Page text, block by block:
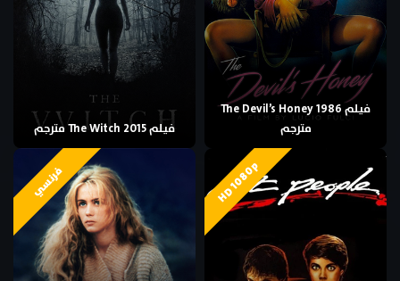
فيلم The Devil’s Honey 1986
مترجم
فيلم The Witch 2015 مترجم
HD 1080p فرنسي